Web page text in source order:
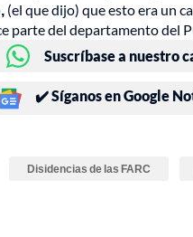
(el que dijo) que esto era un
parte del departamento del
Suscríbase a nuestro
✔️ Síganos en Google
Disidencias de las FARC